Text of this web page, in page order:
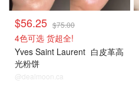
$56.25 $75.00
4色可选 货超全!
Yves Saint Laurent 白皮革高
光粉饼
@dealmoon.ca